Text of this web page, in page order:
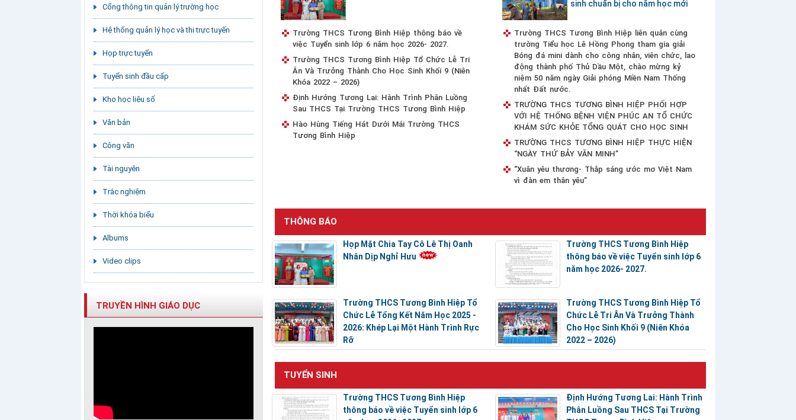
Trường THCS Tương Bình Hiệp thông báo về
việc Tuyển sinh lớp 6 năm học 2026- 2027.
Trường THCS Tương Bình Hiệp Tổ Chức Lễ Tri
Ân Và Trưởng Thành Cho Học Sinh Khối 9 (Niên
Khóa 2022 – 2026)
Định Hướng Tương Lai: Hành Trình Phân Luồng
Sau THCS Tại Trường THCS Tương Bình Hiệp
Hào Hùng Tiếng Hát Dưới Mái Trường THCS
Tương Bình Hiệp
sinh chuẩn bị cho năm học mới
Trường THCS Tương Bình Hiệp liên quân cùng
trường Tiểu học Lê Hồng Phong tham gia giải
Bóng đá mini dành cho công nhân, viên chức, lao
động thành phố Thủ Dầu Một, chào mừng kỷ
niệm 50 năm ngày Giải phóng Miền Nam Thống
nhất Đất nước.
TRƯỜNG THCS TƯƠNG BÌNH HIỆP PHỐI HỢP
VỚI HỆ THỐNG BỆNH VIỆN PHÚC AN TỔ CHỨC
KHÁM SỨC KHỎE TỔNG QUÁT CHO HỌC SINH
TRƯỜNG THCS TƯƠNG BÌNH HIỆP THỰC HIỆN
“NGÀY THỨ BẢY VĂN MINH”
“Xuân yêu thương- Thắp sáng ước mơ Việt Nam
vì đàn em thân yêu”
THÔNG BÁO
Họp Mặt Chia Tay Cô Lê Thị Oanh
Nhân Dịp Nghỉ Hưu
Trường THCS Tương Bình Hiệp
thông báo về việc Tuyển sinh lớp 6
năm học 2026- 2027.
Trường THCS Tương Bình Hiệp Tổ
Chức Lễ Tổng Kết Năm Học 2025 -
2026: Khép Lại Một Hành Trình Rực
Rỡ
Trường THCS Tương Bình Hiệp Tổ
Chức Lễ Tri Ân Và Trưởng Thành
Cho Học Sinh Khối 9 (Niên Khóa
2022 – 2026)
TUYỂN SINH
Trường THCS Tương Bình Hiệp
thông báo về việc Tuyển sinh lớp 6
Định Hướng Tương Lai: Hành Trình
Phân Luồng Sau THCS Tại Trường
Cổng thông tin quản lý trường học
Hệ thống quản lý học và thi trực tuyến
Họp trực tuyến
Tuyển sinh đầu cấp
Kho học liệu số
Văn bản
Công văn
Tài nguyên
Trắc nghiệm
Thời khóa biểu
Albums
Video clips
TRUYỀN HÌNH GIÁO DỤC